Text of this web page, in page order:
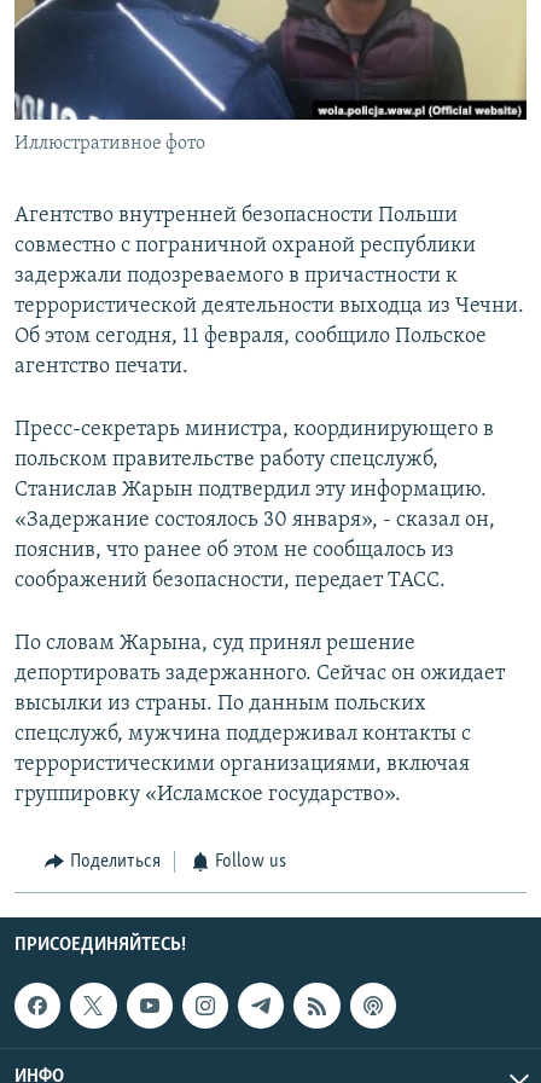
ЧИТАЕМ ПРЕССУ
АРХИВ РАДИОПРОГРАММЫ
Все сайты РСЕ/РС
Иллюстративное фото
Агентство внутренней безопасности Польши
совместно с пограничной охраной республики
задержали подозреваемого в причастности к
террористической деятельности выходца из Чечни.
Об этом сегодня, 11 февраля, сообщило Польское
агентство печати.
Пресс-секретарь министра, координирующего в
польском правительстве работу спецслужб,
Станислав Жарын подтвердил эту информацию.
«Задержание состоялось 30 января», - сказал он,
пояснив, что ранее об этом не сообщалось из
соображений безопасности, передает ТАСС.
По словам Жарына, суд принял решение
депортировать задержанного. Сейчас он ожидает
высылки из страны. По данным польских
спецслужб, мужчина поддерживал контакты с
террористическими организациями, включая
группировку «Исламское государство».
Поделиться Follow us
ПРИСОЕДИНЯЙТЕСЬ!
ИНФО